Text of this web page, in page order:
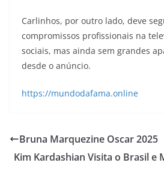
Carlinhos, por outro lado, deve
compromissos profissionais na
sociais, mas ainda sem grandes
desde o anúncio.
https://mundodafama.online
Bruna Marquezine Oscar 2025
Kim Kardashian Visita o Brasil e